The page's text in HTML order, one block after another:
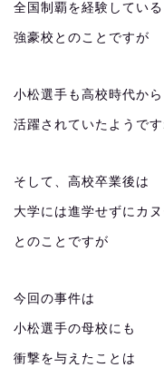
全国制覇を経験している
強豪校とのことですが
小松選手も高校時代から
活躍されていたようです
そして、高校卒業後は
大学には進学せずにカ
とのことですが
今回の事件は
小松選手の母校にも
衝撃を与えたことは